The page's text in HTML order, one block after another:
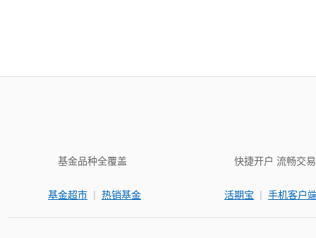
基金品种全覆盖
基金超市 | 热销基金
快捷开户 流畅交易
活期宝 | 手机客户